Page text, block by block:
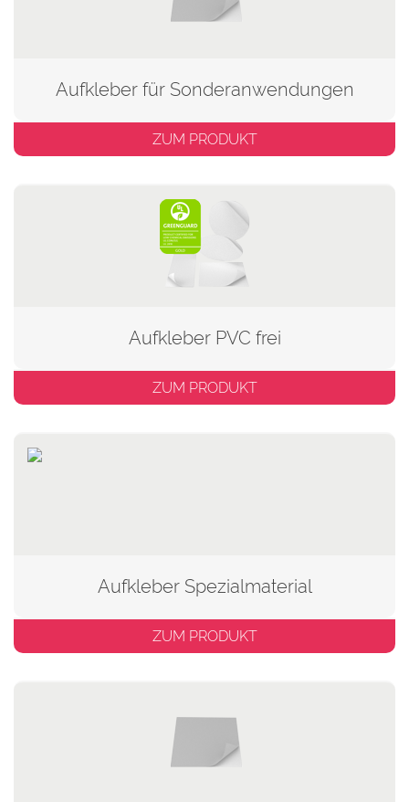
Aufkleber für Sonderanwendungen
ZUM PRODUKT
Aufkleber PVC frei
ZUM PRODUKT
Aufkleber Spezialmaterial
ZUM PRODUKT